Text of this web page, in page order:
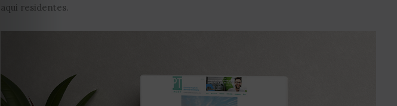
Capa
Estatuto
aqui residentes.